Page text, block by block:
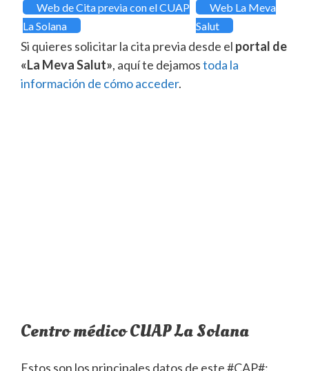
Web de Cita previa con el CUAP
La Solana
Web La Meva
Salut
Si quieres solicitar la cita previa desde el portal de
«La Meva Salut», aquí te dejamostoda la
información de cómo acceder.
Centro médico CUAP La Solana
Estos son los principales datos de este #CAP#: